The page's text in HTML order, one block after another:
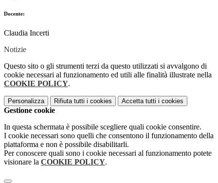
Docente:
Claudia Incerti
Notizie
Questo sito o gli strumenti terzi da questo utilizzati si avvalgono di
cookie necessari al funzionamento ed utili alle finalità illustrate nella
COOKIE POLICY.
Personalizza Rifiuta tutti i cookies Accetta tutti i cookies
Gestione cookie
In questa schermata è possibile scegliere quali cookie consentire.
I cookie necessari sono quelli che consentono il funzionamento della
piattaforma e non è possibile disabilitarli.
Per conoscere quali sono i cookie necessari al funzionamento potete
visionare la COOKIE POLICY.